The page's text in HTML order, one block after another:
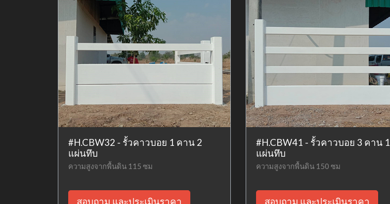
#H.CBW32 - รั้วคาวบอย 1 คาน 2
แผ่นทึบ
ความสูงจากพื้นดิน 115 ซม
สอบถาม และประเมินราคา
#H.CBW41 - รั้วคาวบอย 3 คาน 1
แผ่นทึบ
ความสูงจากพื้นดิน 150 ซม
สอบถาม และประเมินราคา